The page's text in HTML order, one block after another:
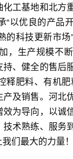
工基地和北方
以优良的产品
的科技更新市
，生产规模不
、健全的售后
释肥料、有机
及销售。河北
为导向，以诚
术熟练、服务
们最大的力量！